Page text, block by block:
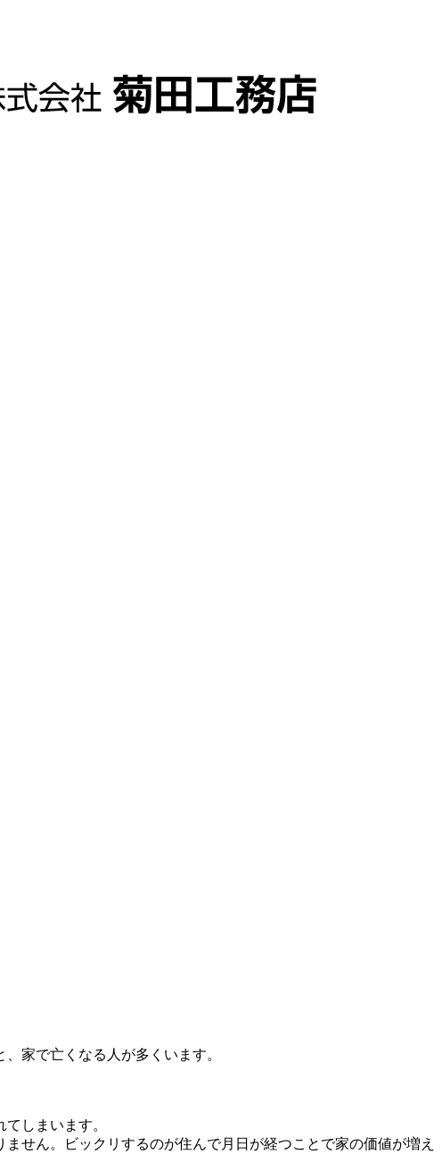
家で亡くなる人が多くいます。
しまいます。
せん。ビックリするのが住んで月日が経つことで家の価値が増え